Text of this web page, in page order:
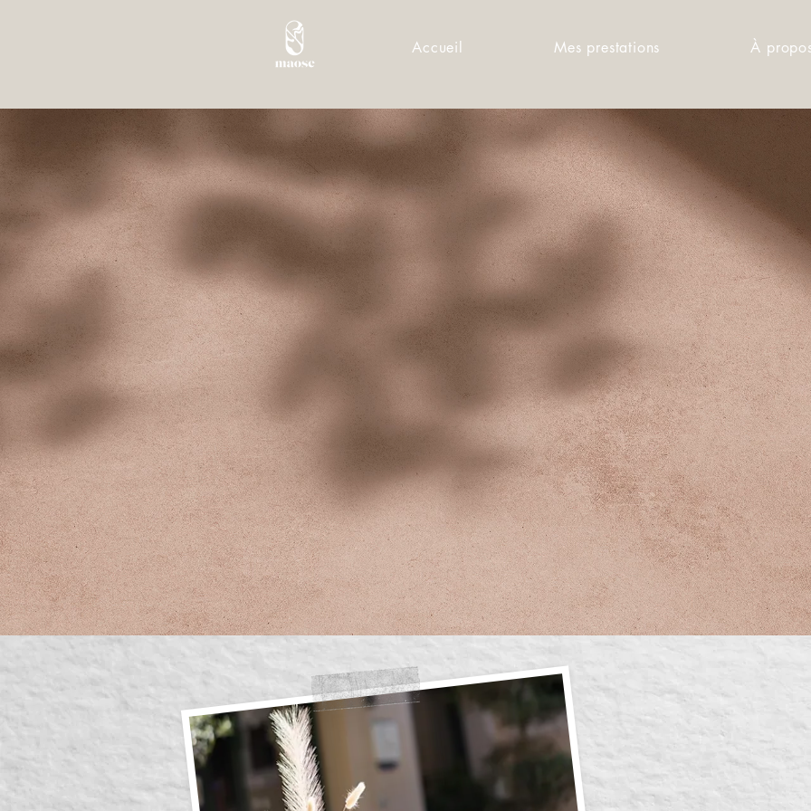
Accueil Mes prestations À
Raconter votre
avecémotion
PHOTOGRAPHIE •
Votre